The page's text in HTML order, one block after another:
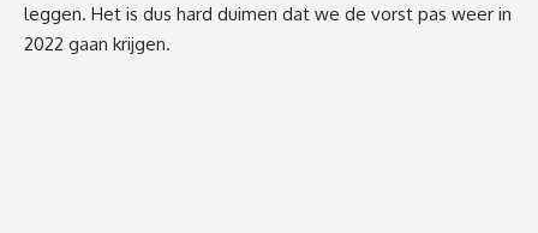
leggen. Het is dus hard duimen dat we de vorst pas weer in
2022 gaan krijgen.